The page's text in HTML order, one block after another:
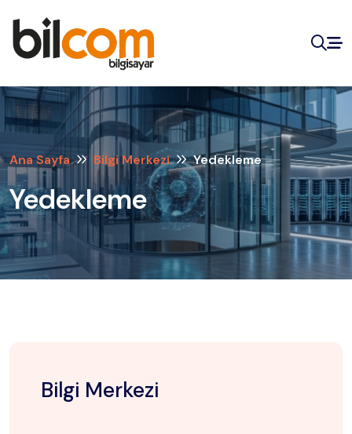
Ana Sayfa Bilgi Merkezi Yedekleme
Yedekleme
Bilgi Merkezi